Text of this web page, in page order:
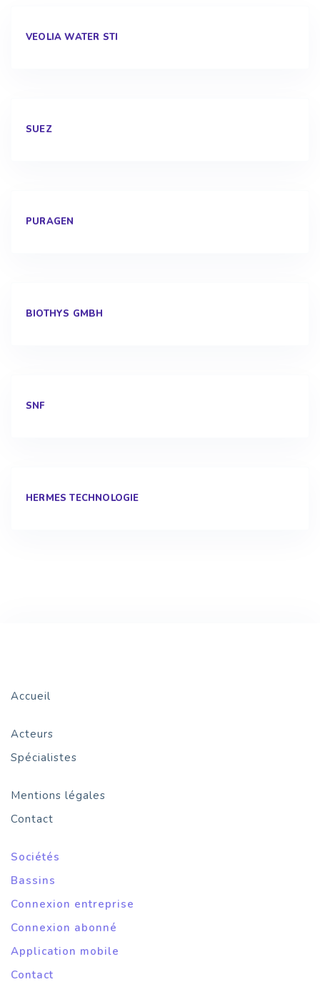
VEOLIA WATER STI
SUEZ
PURAGEN
BIOTHYS GMBH
SNF
HERMES TECHNOLOGIE
Accueil
Acteurs
Spécialistes
Mentions légales
Contact
Sociétés
Bassins
Connexion entreprise
Connexion abonné
Application mobile
Contact